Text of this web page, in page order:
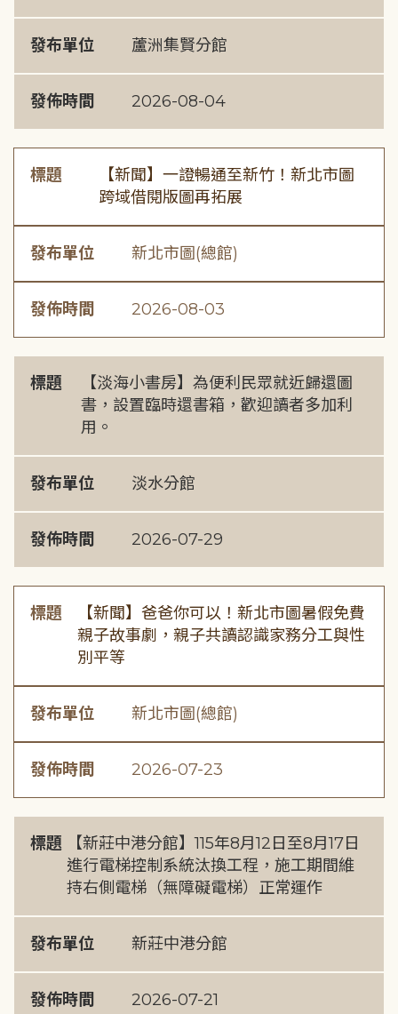
發布單位 蘆洲集賢分館
發佈時間 2026-08-04
標題
【新聞】一證暢通至新竹！新北市圖
跨域借閱版圖再拓展
發布單位 新北市圖(總館)
發佈時間 2026-08-03
標題
【淡海小書房】為便利民眾就近歸還圖
書，設置臨時還書箱，歡迎讀者多加利
用。
發布單位 淡水分館
發佈時間 2026-07-29
標題
【新聞】爸爸你可以！新北市圖暑假免費
親子故事劇，親子共讀認識家務分工與性
別平等
發布單位 新北市圖(總館)
發佈時間 2026-07-23
標題
【新莊中港分館】115年8月12日至8月17日
進行電梯控制系統汰換工程，施工期間維
持右側電梯（無障礙電梯）正常運作
發布單位 新莊中港分館
發佈時間 2026-07-21